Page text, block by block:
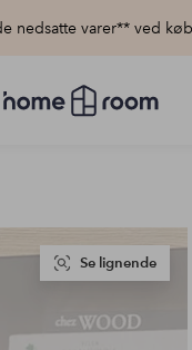
nedsatte varer** ved
Homeroom
–
pris
Se lignende